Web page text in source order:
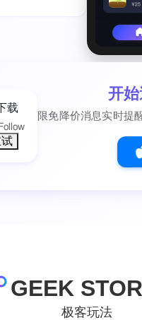
开
限免降价消息实时提
GEEK
极客玩法